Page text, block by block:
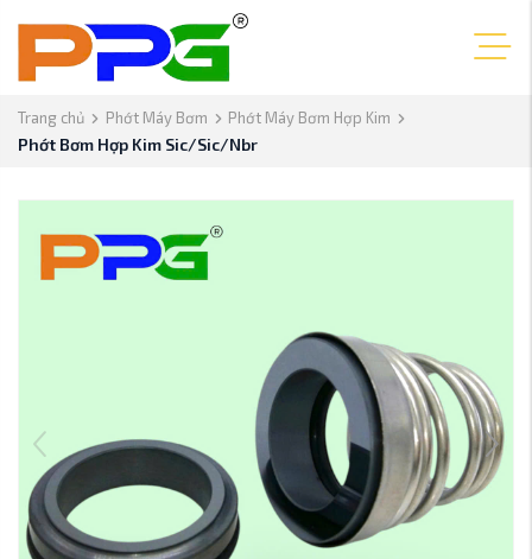
Trang chủ Phớt Máy Bơm Phớt Máy Bơm Hợp Kim
Phớt Bơm Hợp Kim Sic/Sic/Nbr